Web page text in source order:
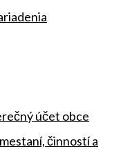
účet obce
činností a